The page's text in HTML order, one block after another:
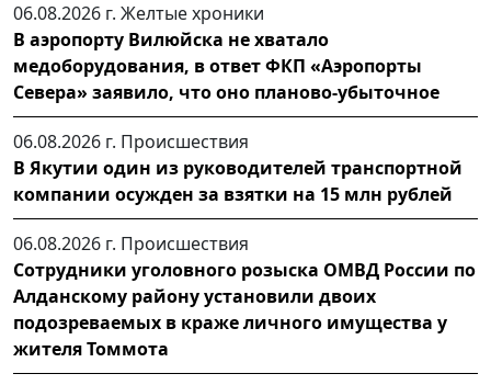
06.08.2026 г. Желтые хроники
В аэропорту Вилюйска не хватало
медоборудования, в ответ ФКП «Аэропорты
Севера» заявило, что оно планово-убыточное
06.08.2026 г. Происшествия
В Якутии один из руководителей транспортной
компании осужден за взятки на 15 млн рублей
06.08.2026 г. Происшествия
Сотрудники уголовного розыска ОМВД России по
Алданскому району установили двоих
подозреваемых в краже личного имущества у
жителя Томмота